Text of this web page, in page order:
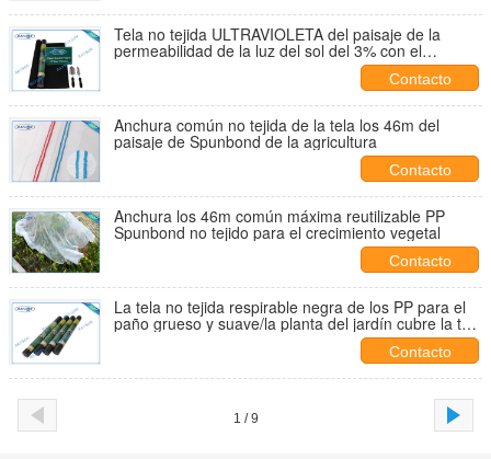
Tela no tejida ULTRAVIOLETA del paisaje de la
permeabilidad de la luz del sol del 3% con el
Contacto
Anchura común no tejida de la tela los 46m del
paisaje de Spunbond de la agricultura
Contacto
Anchura los 46m común máxima reutilizable PP
Spunbond no tejido para el crecimiento vegetal
Contacto
La tela no tejida respirable negra de los PP para el
paño grueso y suave/la planta del jardín cubre la tela
Contacto
1 / 9